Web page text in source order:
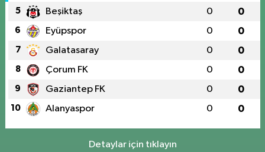
5 Beşiktaş 0 0
6 Eyüpspor 0 0
7 Galatasaray 0 0
8 Çorum FK 0 0
9 Gaziantep FK 0 0
10 Alanyaspor 0 0
Detaylar için tıklayın